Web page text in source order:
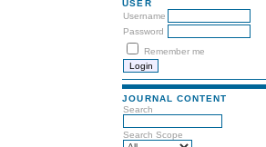
USER
Username
Password
Remember me
JOURNAL CONTENT
Search
Search Scope